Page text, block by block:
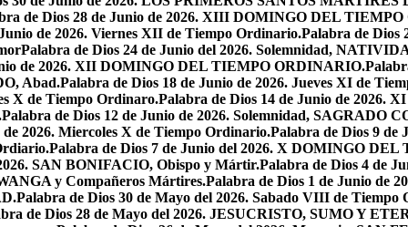
de Dios 28 de Junio de 2026. XIII DOMINGO DEL
de 2026. Viernes XII de Tiempo Ordinario.Palabra de Dios
Palabra de Dios 24 de Junio del 2026. Solemnidad,
de 2026. XII DOMINGO DEL TIEMPO ORDINARIO.
Abad.Palabra de Dios 18 de Junio de 2026. Jueves XI de
X de Tiempo Ordinaro.Palabra de Dios 14 de Junio de
Palabra de Dios 12 de Junio de 2026. Solemnidad, SAGRADO
2026. Miercoles X de Tiempo Ordinario.Palabra de Dios 9 de
Palabra de Dios 7 de Junio del 2026. X DOMINGO
SAN BONIFACIO, Obispo y Mártir.Palabra de Dios 4 de
y Compañeros Mártires.Palabra de Dios 1 de Junio de
Palabra de Dios 30 de Mayo del 2026. Sabado VIII de Tiempo
de Dios 28 de Mayo del 2026. JESUCRISTO, SUMO Y